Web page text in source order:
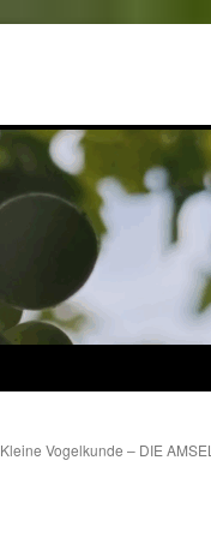
Kleine Vogelkunde – DIE AMSEL